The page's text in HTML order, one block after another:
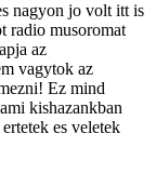
nagyon jo volt itt is
radio musoromat
az
vagytok az
Ez mind
kishazankban
es veletek